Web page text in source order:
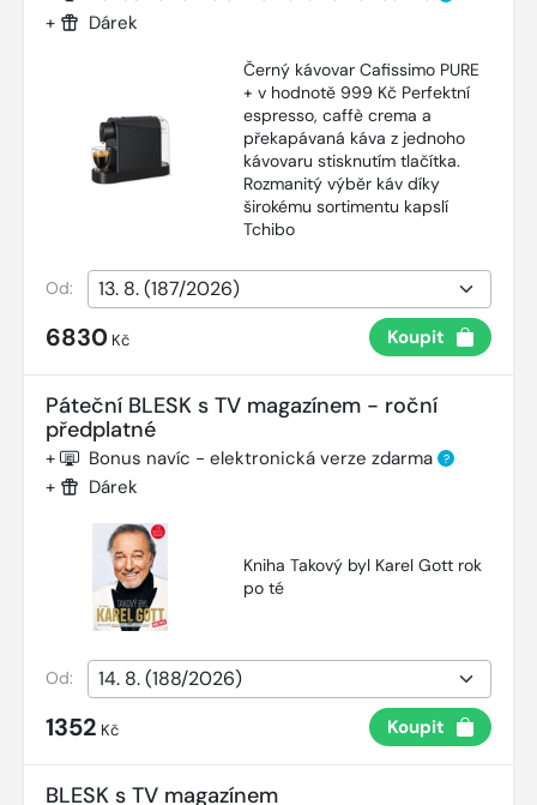
+ Dárek
Černý kávovar Cafissimo PURE
+ v hodnotě 999 Kč Perfektní
espresso, caffè crema a
překapávaná káva z jednoho
kávovaru stisknutím tlačítka.
Rozmanitý výběr káv díky
širokému sortimentu kapslí
Tchibo
Od:
6830 Kč Koupit
Páteční BLESK s TV magazínem - roční
předplatné
+ Bonus navíc - elektronická verze zdarma ?
+ Dárek
Kniha Takový byl Karel Gott rok
po té
Od:
1352 Kč Koupit
BLESK s TV magazínem